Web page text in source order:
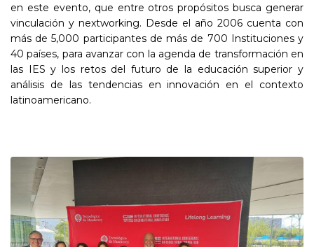
en este evento, que entre otros propósitos busca generar
vinculación y nextworking. Desde el año 2006 cuenta con
más de 5,000 participantes de más de 700 Instituciones y
40 países, para avanzar con la agenda de transformación en
las IES y los retos del futuro de la educación superior y
análisis de las tendencias en innovación en el contexto
latinoamericano.